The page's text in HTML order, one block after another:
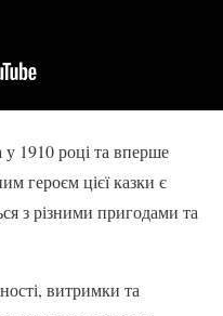
1910 році та вперше
героєм цієї казки є
з різними пригодами та
витримки та